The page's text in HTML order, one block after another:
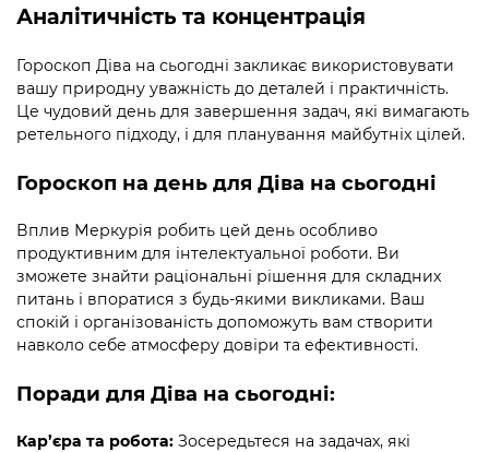
Аналітичність та концентрація
Гороскоп Діва на сьогодні закликає використовувати
вашу природну уважність до деталей і практичність.
Це чудовий день для завершення задач, які вимагають
ретельного підходу, і для планування майбутніх цілей.
Гороскоп на день для Діва на сьогодні
Вплив Меркурія робить цей день особливо
продуктивним для інтелектуальної роботи. Ви
зможете знайти раціональні рішення для складних
питань і впоратися з будь-якими викликами. Ваш
спокій і організованість допоможуть вам створити
навколо себе атмосферу довіри та ефективності.
Поради для Діва на сьогодні:
Кар’єра та робота: Зосередьтеся на задачах, які